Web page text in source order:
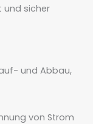
und sicher
und Abbau,
von Strom